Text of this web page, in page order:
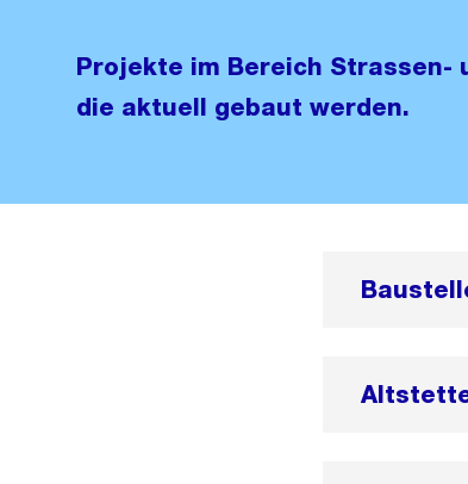
Projekte im Bereich Strassen-
die aktuell gebaut werden.